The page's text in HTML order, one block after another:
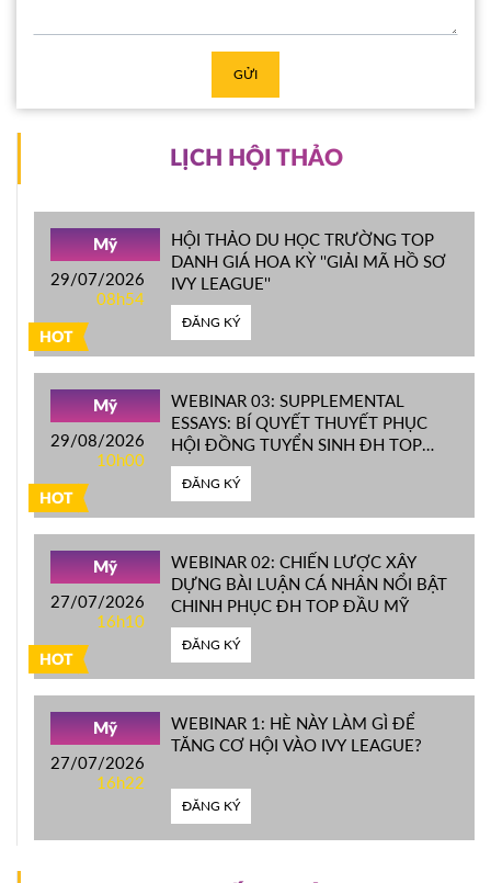
GỬI
LỊCH HỘI THẢO
HOT
Mỹ
29/07/2026
08h54
HỘI THẢO DU HỌC TRƯỜNG TOP
DANH GIÁ HOA KỲ ''GIẢI MÃ HỒ SƠ
IVY LEAGUE''
ĐĂNG KÝ
HOT
Mỹ
29/08/2026
10h00
WEBINAR 03: SUPPLEMENTAL
ESSAYS: BÍ QUYẾT THUYẾT PHỤC
HỘI ĐỒNG TUYỂN SINH ĐH TOP
ĐẦU MỸ
ĐĂNG KÝ
HOT
Mỹ
27/07/2026
16h10
WEBINAR 02: CHIẾN LƯỢC XÂY
DỰNG BÀI LUẬN CÁ NHÂN NỔI BẬT
CHINH PHỤC ĐH TOP ĐẦU MỸ
ĐĂNG KÝ
Mỹ
27/07/2026
16h22
WEBINAR 1: HÈ NÀY LÀM GÌ ĐỂ
TĂNG CƠ HỘI VÀO IVY LEAGUE?
ĐĂNG KÝ